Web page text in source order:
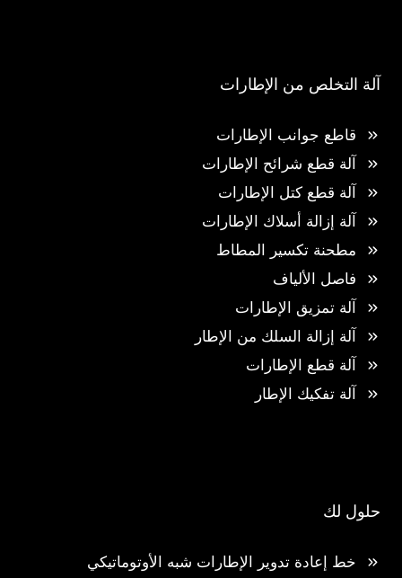
آلة التخلص من الإطارات
قاطع جوانب الإطارات
آلة قطع شرائح الإطارات
آلة قطع كتل الإطارات
آلة إزالة أسلاك الإطارات
مطحنة تكسير المطاط
فاصل الألياف
آلة تمزيق الإطارات
آلة إزالة السلك من الإطار
آلة قطع الإطارات
آلة تفكيك الإطار
حلول لك
خط إعادة تدوير الإطارات شبه الأوتوماتيكي